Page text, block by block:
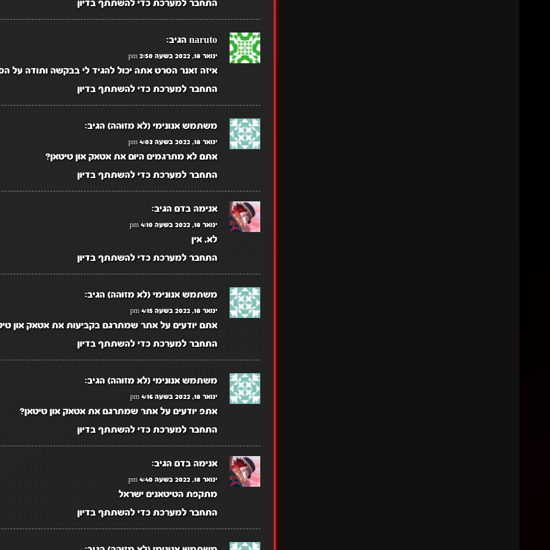
התחבר למערכת כדי להשתתף בדיון
naruto הגיב:
ינואר 18, 2022 בשעה 2:50 pm
איזה זאנר הסרט אתה יכול להגיד לי בבקשה ותודה על
התחבר למערכת כדי להשתתף בדיון
משתמש אנונימי (לא מזוהה) הגיב:
ינואר 18, 2022 בשעה 4:03 pm
אתם לא מתרגמים היום את אטאק און טיטאן?
התחבר למערכת כדי להשתתף בדיון
אנימה בדם הגיב:
ינואר 18, 2022 בשעה 4:10 pm
לא, אין
התחבר למערכת כדי להשתתף בדיון
משתמש אנונימי (לא מזוהה) הגיב:
ינואר 18, 2022 בשעה 4:15 pm
אתם יודעים על אתר שמתרגם בקביעות את אטאק און
התחבר למערכת כדי להשתתף בדיון
משתמש אנונימי (לא מזוהה) הגיב:
ינואר 18, 2022 בשעה 4:16 pm
אתפ יודעים על אתר שמתרגם את אטאק און טיטאן?
התחבר למערכת כדי להשתתף בדיון
אנימה בדם הגיב:
ינואר 18, 2022 בשעה 4:40 pm
מתקפת הטיטאנים ישראל
התחבר למערכת כדי להשתתף בדיון